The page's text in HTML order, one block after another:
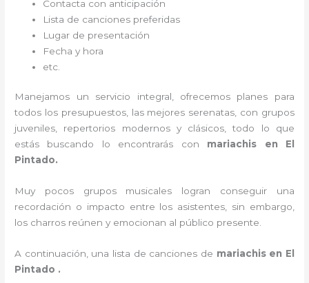
Contacta con anticipación
Lista de canciones preferidas
Lugar de presentación
Fecha y hora
etc.
Manejamos un servicio integral, ofrecemos planes para
todos los presupuestos, las mejores serenatas, con grupos
juveniles, repertorios modernos y clásicos, todo lo que
estás buscando lo encontrarás con mariachis en El
Pintado.
Muy pocos grupos musicales logran conseguir una
recordación o impacto entre los asistentes, sin embargo,
los charros reúnen y emocionan al público presente.
A continuación, una lista de canciones de mariachis en El
Pintado .